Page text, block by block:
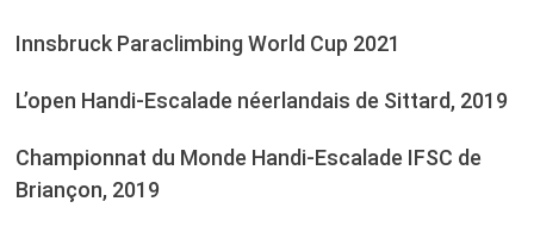
Innsbruck Paraclimbing World Cup 2021
L’open Handi-Escalade néerlandais de Sittard, 2019
Championnat du Monde Handi-Escalade IFSC de
Briançon, 2019